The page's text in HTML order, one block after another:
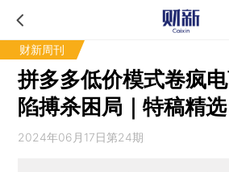
财新周刊
拼多多低价模式卷疯
陷搏杀困局｜特稿精选
2024年06月17日第24期